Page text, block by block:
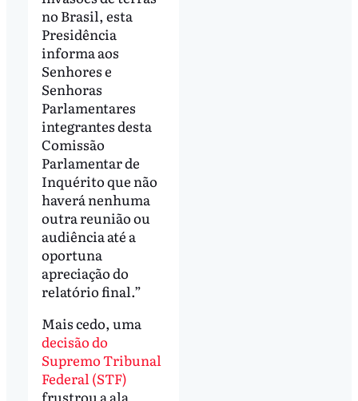
no Brasil, esta
Presidência
informa aos
Senhores e
Senhoras
Parlamentares
integrantes desta
Comissão
Parlamentar de
Inquérito que não
haverá nenhuma
outra reunião ou
audiência até a
oportuna
apreciação do
relatório final.”
Mais cedo, uma
decisão do
Supremo Tribunal
Federal (STF)
frustrou a ala